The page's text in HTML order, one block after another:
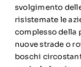
svolgimento
risistemate le
complesso della
nuove strade o
boschi